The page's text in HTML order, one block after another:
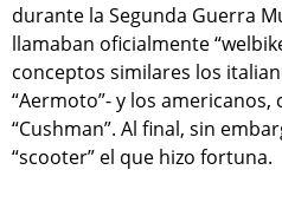
durante la Segunda Guerra
llamaban oficialmente
conceptos similares los
“Aermoto”- y los
“Cushman”. Al final, sin
“scooter” el que hizo fortuna.